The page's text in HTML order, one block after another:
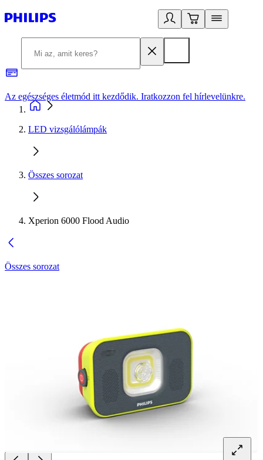
Az egészséges életmód itt kezdődik. Iratkozzon fel hírlevelünkre.
LED vizsgálólámpák
Összes sorozat
Xperion 6000 Flood Audio
Összes sorozat